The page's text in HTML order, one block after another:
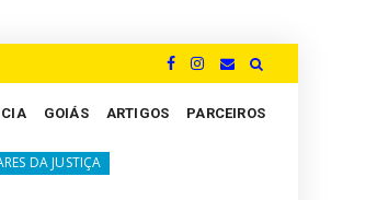
GOIÁS ARTIGOS PARCEIROS
A luta silenciosa dos Peritos: um grito por justiça e